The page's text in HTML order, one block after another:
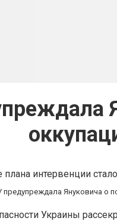
плана интервенции
Украины